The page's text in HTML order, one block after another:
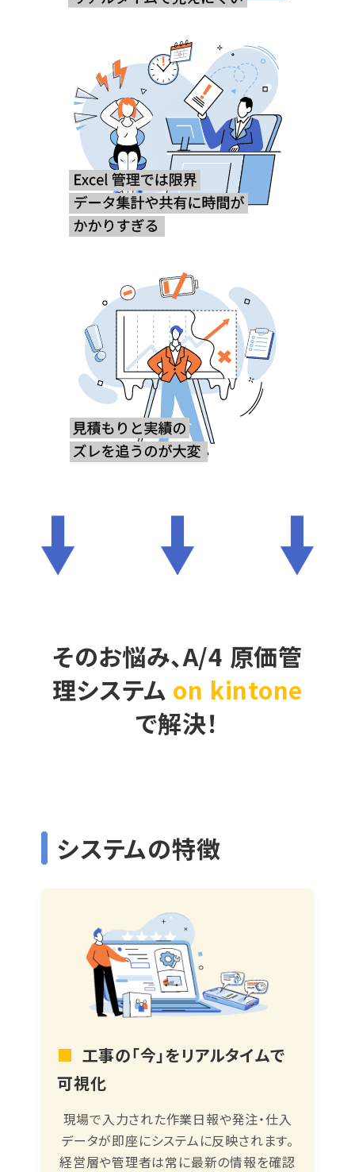
そのお悩み、A/4 原価管
理システム on kintone
で解決！
システムの特徴
■ 工事の「今」をリアルタイムで
可視化
現場で入力された作業日報や発注・仕入
データが即座にシステムに反映されます。
経営層や管理者は常に最新の情報を確認